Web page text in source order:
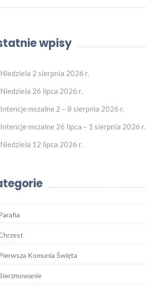
wpisy
Niedziela 2 sierpnia 2026 r.
Niedziela 26 lipca 2026 r.
Intencje mszalne 2 – 8 sierpnia 2026 r.
Intencje mszalne 26 lipca – 1 sierpnia 2026 r.
Niedziela 12 lipca 2026 r.
Komunia Święta